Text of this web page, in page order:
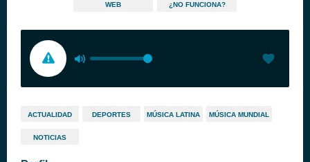
WEB ¿NO FUNCIONA?
ACTUALIDAD DEPORTES MÚSICA LATINA MÚSICA MUNDIAL
NOTICIAS